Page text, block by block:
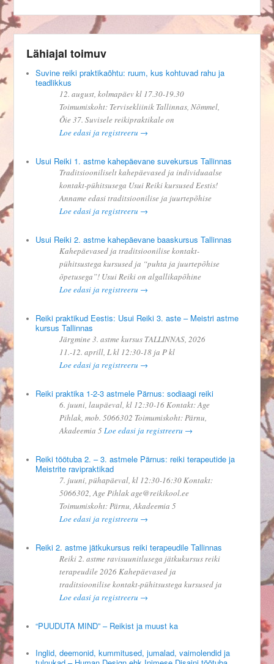
Lähiajal toimuv
Suvine reiki praktikaõhtu: ruum, kus kohtuvad rahu ja
teadlikkus
12. august, kolmapäev kl 17.30-19.30
Toimumiskoht: Tervisekliinik Tallinnas, Nõmmel,
Õie 37. Suvisele reikipraktikale on
Loe edasi ja registreeru →
Usui Reiki 1. astme kahepäevane suvekursus Tallinnas
Traditsiooniliselt kahepäevased ja individuaalse
kontakt-pühitsusega Usui Reiki kursused Eestis!
Anname edasi traditsioonilise ja juurtepõhise
Loe edasi ja registreeru →
Usui Reiki 2. astme kahepäevane baaskursus Tallinnas
Kahepäevased ja traditsioonilise kontakt-
pühitsustega kursused ja “puhta ja juurtepõhise
õpetusega”! Usui Reiki on algallikapõhine
Loe edasi ja registreeru →
Reiki praktikud Eestis: Usui Reiki 3. aste – Meistri astme
kursus Tallinnas
Järgmine 3. astme kursus TALLINNAS, 2026
11.-12. aprill, L kl 12:30-18 ja P kl
Loe edasi ja registreeru →
Reiki praktika 1-2-3 astmele Pärnus: sodiaagi reiki
6. juuni, laupäeval, kl 12:30-16 Kontakt: Age
Pihlak, mob. 5066302 Toimumiskoht: Pärnu,
Akadeemia 5Loe edasi ja registreeru →
Reiki töötuba 2. – 3. astmele Pärnus: reiki terapeutide ja
Meistrite ravipraktikad
7. juuni, pühapäeval, kl 12:30-16:30 Kontakt:
5066302, Age Pihlak age@reikikool.ee
Toimumiskoht: Pärnu, Akadeemia 5
Loe edasi ja registreeru →
Reiki 2. astme jätkukursus reiki terapeudile Tallinnas
Reiki 2. astme ravisuunitlusega jätkukursus reiki
terapeudile 2026 Kahepäevased ja
traditsioonilise kontakt-pühitsustega kursused ja
Loe edasi ja registreeru →
“PUUDUTA MIND” – Reikist ja muust ka
Inglid, deemonid, kummitused, jumalad, vaimolendid ja